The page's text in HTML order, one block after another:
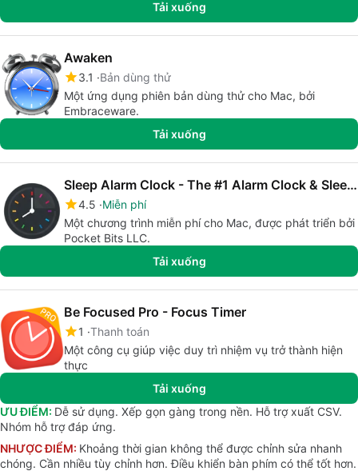
Tải xuống
Awaken
3.1
Bản dùng thử
Một ứng dụng phiên bản dùng thử cho Mac, bởi
Embraceware.
Tải xuống
Sleep Alarm Clock - The #1 Alarm Clock & Sleep Timer
4.5 Miễn phí
Một chương trình miễn phí cho Mac, được phát triển bởi
Pocket Bits LLC.
Tải xuống
Be Focused Pro - Focus Timer
1 Thanh toán
Một công cụ giúp việc duy trì nhiệm vụ trở thành hiện
thực
Tải xuống
ƯU ĐIỂM: Dễ sử dụng. Xếp gọn gàng trong nền. Hỗ trợ xuất CSV.
Nhóm hỗ trợ đáp ứng.
NHƯỢC ĐIỂM: Khoảng thời gian không thể được chỉnh sửa nhanh
chóng. Cần nhiều tùy chỉnh hơn. Điều khiển bàn phím có thể tốt hơn.